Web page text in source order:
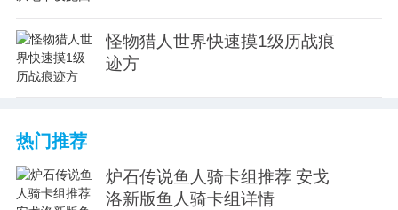
怪物猎人世界快速摸1级历战痕
迹方
热门推荐
炉石传说鱼人骑卡组推荐 安戈
洛新版鱼人骑卡组详情